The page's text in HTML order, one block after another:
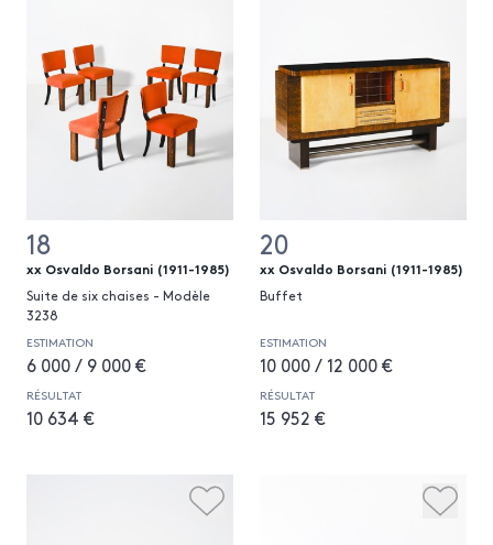
18
xx Osvaldo Borsani (1911-1985)
Suite de six chaises - Modèle
3238
ESTIMATION
6 000 / 9 000 €
RÉSULTAT
10 634 €
20
xx Osvaldo Borsani (1911-1985)
Buffet
ESTIMATION
10 000 / 12 000 €
RÉSULTAT
15 952 €